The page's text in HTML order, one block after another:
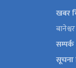
खबर
सम्पर्क
सूचना